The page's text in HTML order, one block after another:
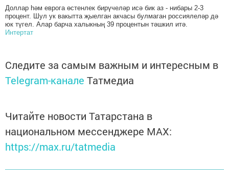
Доллар һәм еврога өстенлек бирүчеләр исә бик аз - нибары 2-3
процент. Шул ук вакытта җыелган акчасы булмаган россиялеләр дә
юк түгел. Алар барча халыкның 39 процентын тәшкил итә.
Интертат
Следите за самым важным и интересным в
Telegram-канале Татмедиа
Читайте новости Татарстана в
национальном мессенджере MАХ:
https://max.ru/tatmedia